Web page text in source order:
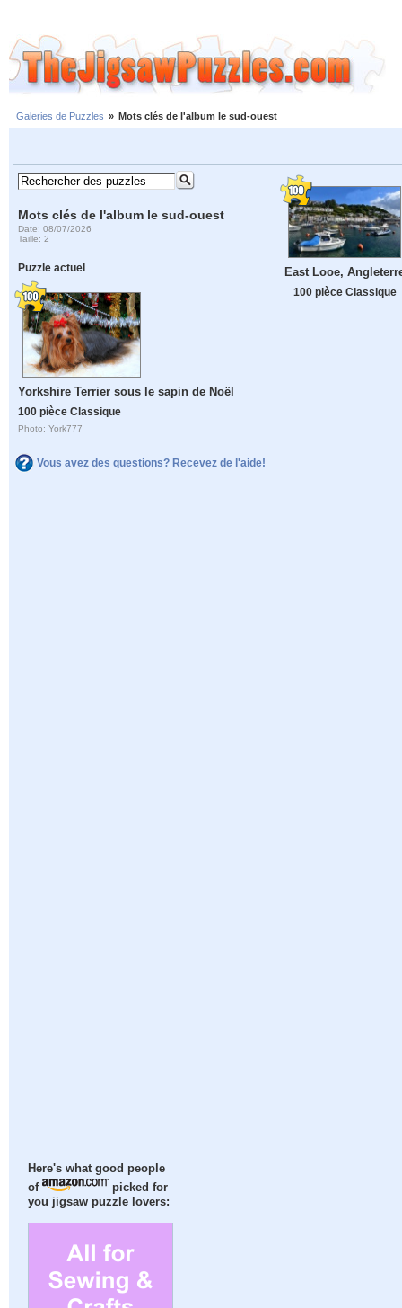
Galeries de Puzzles » Mots clés de l'album le sud-ouest
Mots clés de l'album le sud-ouest
Date: 08/07/2026
Taille: 2
Puzzle actuel
Yorkshire Terrier sous le sapin de Noël
100 pièce Classique
Photo: York777
Vous avez des questions? Recevez de l'aide!
Here's what good people
of
picked for
you jigsaw puzzle lovers:
East Looe,
100 pièce Classique